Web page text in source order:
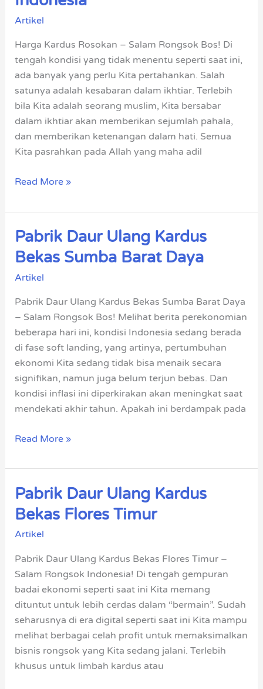
Artikel
Harga Kardus Rosokan – Salam Rongsok Bos! Di
tengah kondisi yang tidak menentu seperti saat ini,
ada banyak yang perlu Kita pertahankan. Salah
satunya adalah kesabaran dalam ikhtiar. Terlebih
bila Kita adalah seorang muslim, Kita bersabar
dalam ikhtiar akan memberikan sejumlah pahala,
dan memberikan ketenangan dalam hati. Semua
Kita pasrahkan pada Allah yang maha adil
Rosokan
Terbaik
Read More »
Pabrik Daur Ulang Kardus
Bekas Sumba Barat Daya
Artikel
Pabrik Daur Ulang Kardus Bekas Sumba Barat Daya
– Salam Rongsok Bos! Melihat berita perekonomian
beberapa hari ini, kondisi Indonesia sedang berada
di fase soft landing, yang artinya, pertumbuhan
ekonomi Kita sedang tidak bisa menaik secara
signifikan, namun juga belum terjun bebas. Dan
kondisi inflasi ini diperkirakan akan meningkat saat
mendekati akhir tahun. Apakah ini berdampak pada
Pabrik
Daur
Ulang
Kardus
Read More »
Pabrik Daur Ulang Kardus
Bekas Flores Timur
Artikel
Pabrik Daur Ulang Kardus Bekas Flores Timur –
Salam Rongsok Indonesia! Di tengah gempuran
badai ekonomi seperti saat ini Kita memang
dituntut untuk lebih cerdas dalam “bermain”. Sudah
seharusnya di era digital seperti saat ini Kita mampu
melihat berbagai celah profit untuk memaksimalkan
bisnis rongsok yang Kita sedang jalani. Terlebih
khusus untuk limbah kardus atau
Pabrik
Daur
Ulang
Kardus